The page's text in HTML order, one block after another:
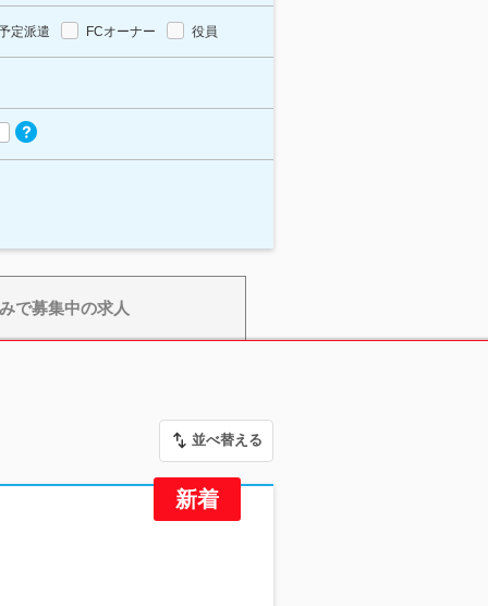
定派遣 FCオーナー 役員
で募集中の求人
並べ替える